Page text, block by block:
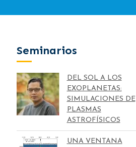
Seminarios
DEL SOL A LOS
EXOPLANETAS:
SIMULACIONES DE
PLASMAS
ASTROFÍSICOS
UNA VENTANA